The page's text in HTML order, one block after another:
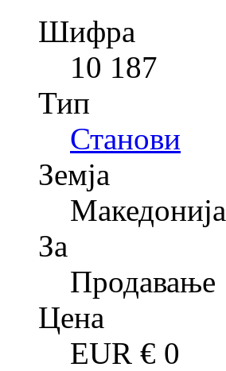
Шифра
10 187
Тип
Станови
Земја
Македонија
За
Продавање
Цена
EUR € 0